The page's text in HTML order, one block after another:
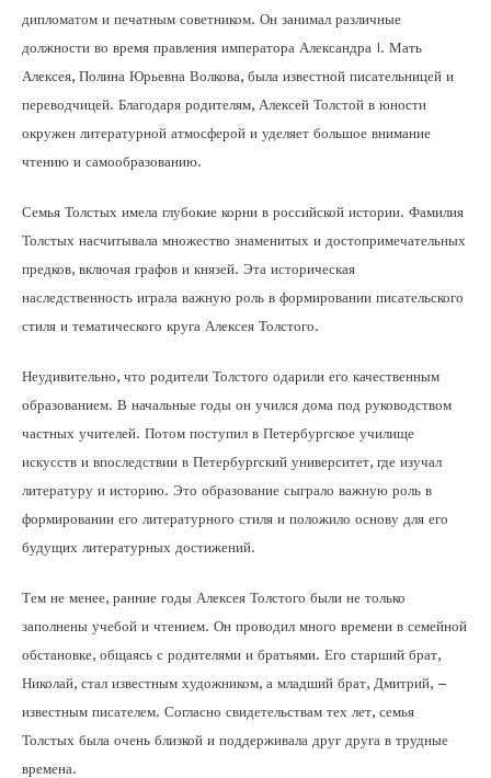
дипломатом и печатным советником. Он занимал различные
должности во время правления императора Александра I. Мать
Алексея, Полина Юрьевна Волкова, была известной писательницей и
переводчицей. Благодаря родителям, Алексей Толстой в юности
окружен литературной атмосферой и уделяет большое внимание
чтению и самообразованию.
Семья Толстых имела глубокие корни в российской истории. Фамилия
Толстых насчитывала множество знаменитых и достопримечательных
предков, включая графов и князей. Эта историческая
наследственность играла важную роль в формировании писательского
стиля и тематического круга Алексея Толстого.
Неудивительно, что родители Толстого одарили его качественным
образованием. В начальные годы он учился дома под руководством
частных учителей. Потом поступил в Петербургское училище
искусств и впоследствии в Петербургский университет, где изучал
литературу и историю. Это образование сыграло важную роль в
формировании его литературного стиля и положило основу для его
будущих литературных достижений.
Тем не менее, ранние годы Алексея Толстого были не только
заполнены учебой и чтением. Он проводил много времени в семейной
обстановке, общаясь с родителями и братьями. Его старший брат,
Николай, стал известным художником, а младший брат, Дмитрий, –
известным писателем. Согласно свидетельствам тех лет, семья
Толстых была очень близкой и поддерживала друг друга в трудные
времена.